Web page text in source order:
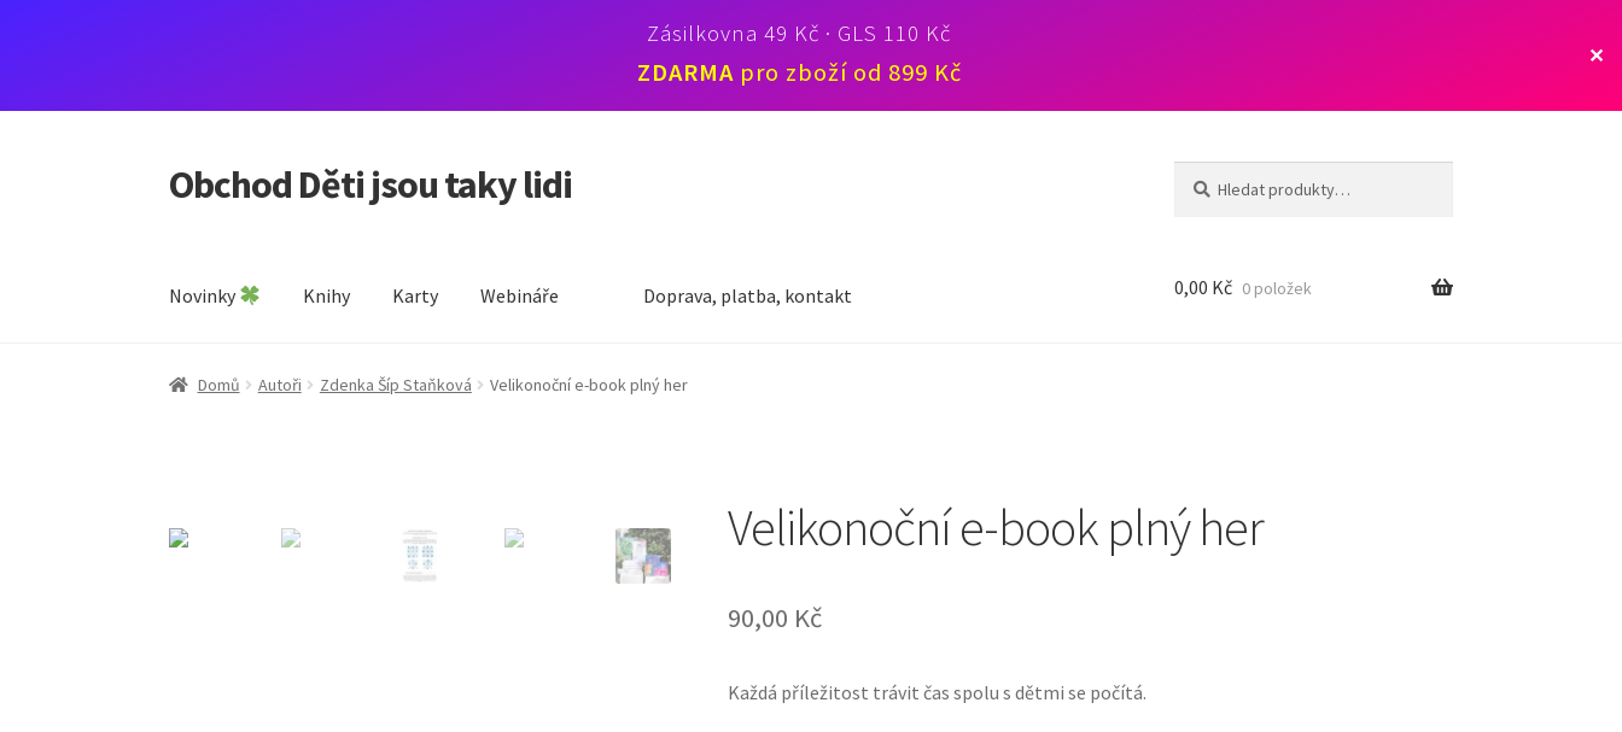
Zásilkovna 49 Kč · GLS 110 Kč
ZDARMA pro zboží od 899 Kč
✕
Přeskočit
na
Přejít
k
Obchod Děti jsou taky lidi
Novinky Knihy Karty Webináře Doprava, platba, kontakt 0,00 Kč 0 položek
Domů Autoři Zdenka Šíp Staňková Velikonoční e-book plný her
Velikonoční e-book plný her
90,00 Kč
Každá příležitost trávit čas spolu s dětmi se počítá.